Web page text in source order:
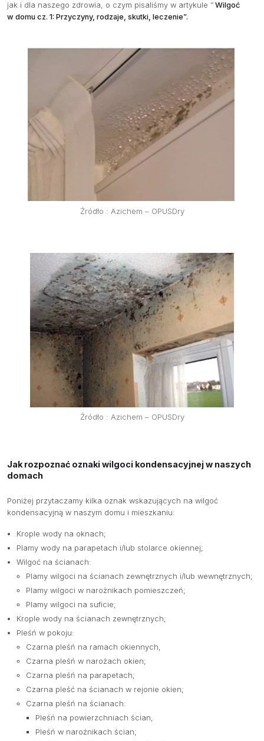
jak i dla naszego zdrowia, o czym pisaliśmy w artykule ” Wilgoć
w domu cz. 1: Przyczyny, rodzaje, skutki, leczenie”.
Źródło : Azichem – OPUSDry
Źródło : Azichem – OPUSDry
Jak rozpoznać oznaki wilgoci kondensacyjnej w naszych
domach
Poniżej przytaczamy kilka oznak wskazujących na wilgoć
kondensacyjną w naszym domu i mieszkaniu:
Krople wody na oknach;
Plamy wody na parapetach i/lub stolarce okiennej;
Wilgoć na ścianach:
Plamy wilgoci na ścianach zewnętrznych i/lub wewnętrznych;
Plamy wilgoci w narożnikach pomieszczeń;
Plamy wilgoci na suficie;
Krople wody na ścianach zewnętrznych;
Pleśń w pokoju:
Czarna pleśń na ramach okiennych,
Czarna pleśń w narożach okien;
Czarna pleśń na parapetach;
Czarna pleść na ścianach w rejonie okien;
Czarna pleśń na ścianach:
Pleśń na powierzchniach ścian,
Pleśń w narożnikach ścian;